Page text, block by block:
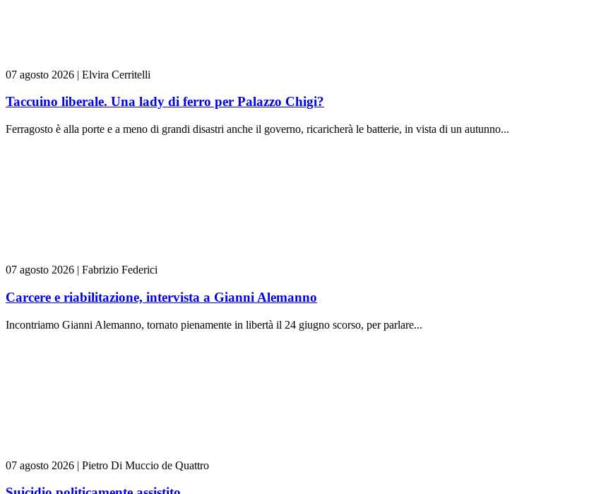
07 agosto 2026 | Elvira Cerritelli
Taccuino liberale. Una lady di ferro per Palazzo Chigi?
Ferragosto è alla porte e a meno di grandi disastri anche il governo, ricaricherà le batterie, in vista di un autunno...
07 agosto 2026 | Fabrizio Federici
Carcere e riabilitazione, intervista a Gianni Alemanno
Incontriamo Gianni Alemanno, tornato pienamente in libertà il 24 giugno scorso, per parlare...
07 agosto 2026 | Pietro Di Muccio de Quattro